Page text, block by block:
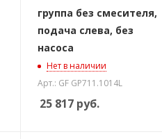
группа без смесителя,
подача слева, без
насоса
Нет в наличии
Арт.: GF GP711.1014L
25 817руб.